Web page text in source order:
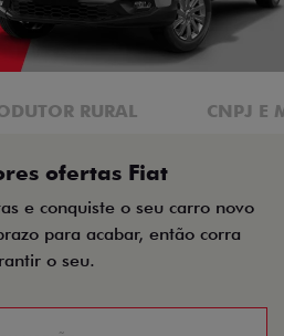
RURAL CNPJ E
ofertas Fiat
e conquiste o seu carro novo
para acabar, então corra
o seu.